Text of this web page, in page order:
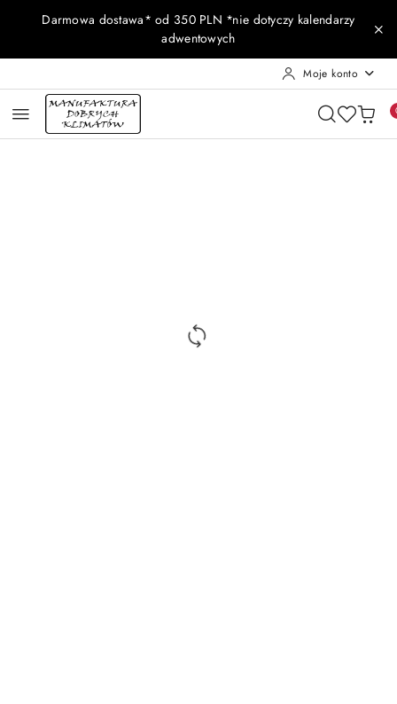
Przejdź do treści głównej
Przejdź do wyszukiwarki
Przejdź do moje konto
Przejdź do menu głównego
Przejdź do opisu produktu
Przejdź do stopki
Darmowa dostawa* od 350 PLN *nie dotyczy kalendarzy
adwentowych
Moje konto